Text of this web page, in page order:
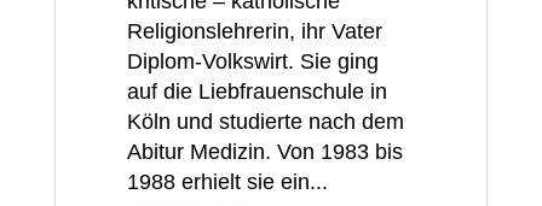
Religionslehrerin, ihr Vater
Diplom-Volkswirt. Sie ging
auf die Liebfrauenschule in
Köln und studierte nach dem
Abitur Medizin. Von 1983 bis
1988 erhielt sie ein...